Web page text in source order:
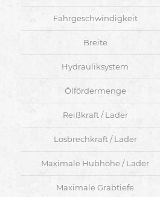
Fahrgeschwindigkeit
Breite
Hydrauliksystem
Ölfördermenge
Reißkraft / Lader
Losbrechkraft / Lader
Maximale Hubhöhe / Lader
Maximale Grabtiefe